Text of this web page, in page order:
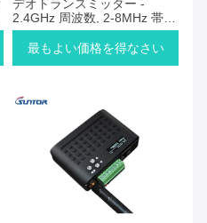
デオトランスミッター -
2.4GHz 周波数, 2-8MHz 帯域
幅
最もよい価格を得なさい